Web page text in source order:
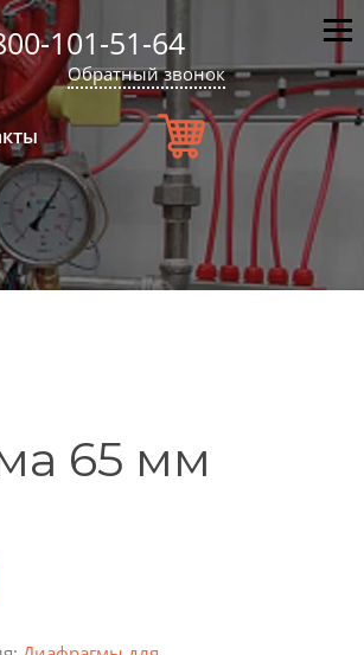
101-51-64
Обратный звонок
65 мм